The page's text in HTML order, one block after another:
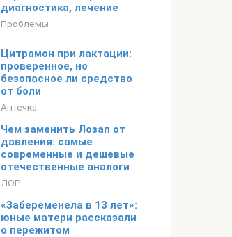
диагностика, лечение
Проблемы
Цитрамон при лактации:
проверенное, но
безопасное ли средство
от боли
Аптечка
Чем заменить Лозап от
давления: самые
современные и дешевые
отечественные аналоги
ЛОР
«Забеременела в 13 лет»:
юные матери рассказали
о пережитом